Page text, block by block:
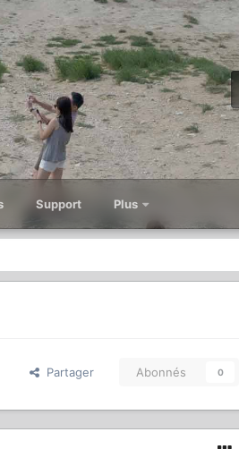
Support Plus
Partager Abonnés 0